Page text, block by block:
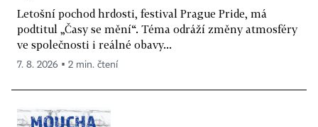
Letošní pochod hrdosti, festival Prague Pride, má
podtitul „Časy se mění“. Téma odráží změny atmosféry
ve společnosti i reálné obavy...
7. 8. 2026 ▪ 2 min. čtení